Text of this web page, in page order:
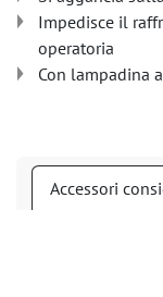
Impedisce il
operatoria
Con lampadina
Accessori